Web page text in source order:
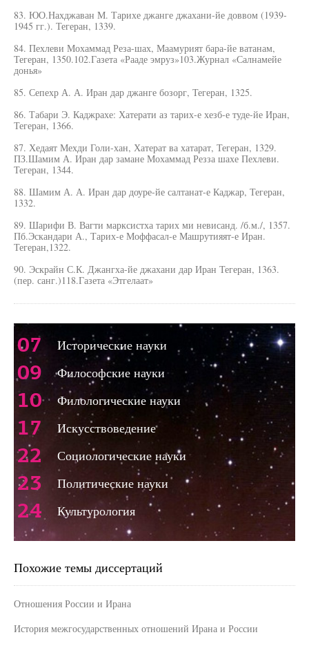
83. ЮО.Нахджаван М. Тарихе джанге джахани-йе доввом (1939-
1945 гг.). Тегеран, 1339.
84. Пехлеви Мохаммад Реза-шах, Маамурият бара-йе ватанам,
Тегеран, 1350.102.Газета «Рааде эмруз»103.Журнал «Салнамейе
донья»
85. Сепехр А. А. Иран дар джанге бозорг, Тегеран, 1325.
86. Табари Э. Каджрахе: Хатерати аз тарих-е хезб-е туде-йе Иран,
Тегеран, 1366.
87. Хедаят Мехди Голи-хан, Хатерат ва хатарат, Тегеран, 1329.
ПЗ.Шамим А. Иран дар замане Мохаммад Резза шахе Пехлеви.
Тегеран, 1344.
88. Шамим А. А. Иран дар доуре-йе салтанат-е Каджар, Тегеран,
1332.
89. Шарифи В. Вагти марксистха тарих ми невисанд. /б.м./, 1357.
Пб.Эскандари А., Тарих-е Моффасал-е Машрутияят-е Иран.
Тегеран,1322.
90. Эскрайн С.К. Джангха-йе джахани дар Иран Тегеран, 1363.
(пер. санг.)118.Газета «Этгелаат»
07 Исторические науки
09 Философские науки
10 Филологические науки
17 Искусствоведение
22 Социологические науки
23 Политические науки
24 Культурология
Похожие темы диссертаций
Отношения России и Ирана
История межгосударственных отношений Ирана и России